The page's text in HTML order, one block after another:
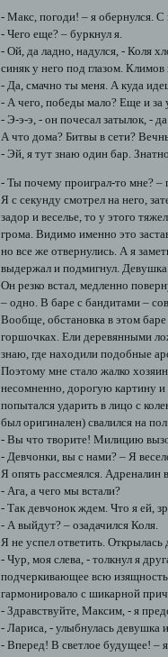
- Макс, погоди! – я обернулся.
- Чего еще? – буркнул я.
- Ой, да ладно, надулся, - Коля
синяк у него под глазом.
- Да, смачно ты меня. А куда
- А чего, победы мало? Еще и за
- Э-э-э, - он почесал затылок, -
А что дома? Битвы в сети?
- Эй, я тут знаю один бар.
- Ты почему проиграл-то мне? –
Я с секунду смотрел на него,
задор и веселье, то у этого
грома. Видимо именно это
но все же отвернулись. А я
выдержал и подмигнул. Девушка
Он резко встал, медленно
– одно. В баре с бандитами –
Вообще, обстановка в этом
горшочках. Ели деревянными
знаю, где находили подобные
Поэтому мне стало жалко
несомненно, дорогую картину и
попытался ударить в лицо с
был оригинален) свалился на
- Вы что творите! Милицию
- Девчонки, вы с нами? – Я
Я опять рассмеялся. Адреналин
- Ага, а чего мы встали?
- Так девчонок ждем. Что я ей,
- А выйдут? – озадачился Коля.
Я не успел ответить.
- Чур, моя слева, - толкнул я
подчеркивающее всю изящность
гармонировало с шикарной
- Здравствуйте, Максим, - я
- Лариса, - улыбнулась девушка
- Вперед! В светлое будущее! –